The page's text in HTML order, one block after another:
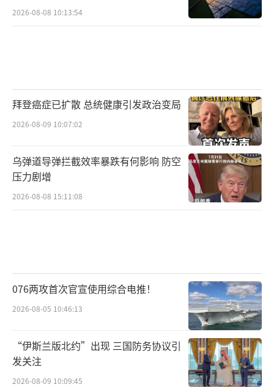
2026-08-08 10:13:54
拜登癌症已扩散 总统健康引发政治变局
2026-08-09 10:07:02
乌弹道导弹拦截效率暴跌有何影响 防空
压力剧增
2026-08-08 15:11:08
076两攻首次官宣使用综合电推！
2026-08-05 10:46:13
“伊斯兰版北约”出现 三国防务协议引
发关注
2026-08-09 10:09:45